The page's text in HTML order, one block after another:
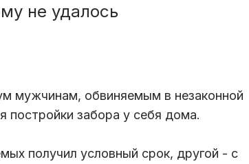
не удалось
мужчинам, обвиняемым в незаконной
постройки забора у себя дома.
получил условный срок, другой - с